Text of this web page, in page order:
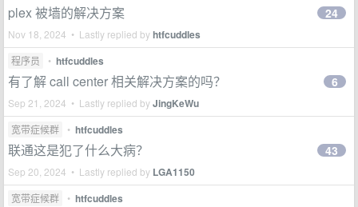
plex 被墙的解决方案
Nov 18, 2024 • Lastly replied byhtfcuddles
24
程序员 • htfcuddles
有了解 call center 相关解决方案的吗？
Sep 21, 2024 • Lastly replied byJingKeWu
6
宽带症候群 • htfcuddles
联通这是犯了什么大病？
Sep 20, 2024 • Lastly replied by LGA1150
43
宽带症候群 • htfcuddles